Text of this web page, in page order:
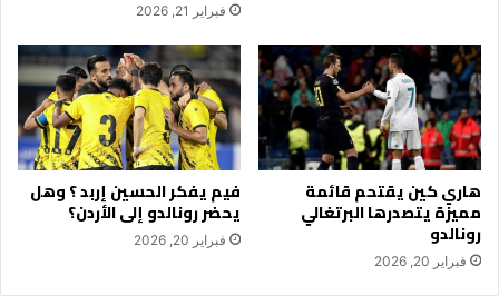
فبراير 21, 2026
هاري كين يقتحم قائمة
مميزة يتصدرها البرتغالي
رونالدو
فبراير 20, 2026
فيم يفكر الحسين إربد ؟ وهل
يحضر رونالدو إلى الأردن؟
فبراير 20, 2026